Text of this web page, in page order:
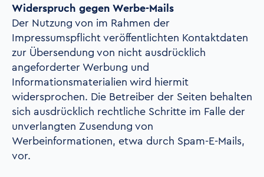
Widerspruch gegen Werbe-Mails
Der Nutzung von im Rahmen der
Impressumspflicht veröffentlichten Kontaktdaten
zur Übersendung von nicht ausdrücklich
angeforderter Werbung und
Informationsmaterialien wird hiermit
widersprochen. Die Betreiber der Seiten behalten
sich ausdrücklich rechtliche Schritte im Falle der
unverlangten Zusendung von
Werbeinformationen, etwa durch Spam-E-Mails,
vor.